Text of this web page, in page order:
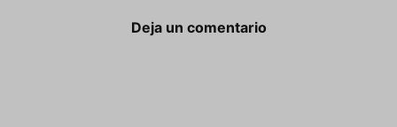
Deja un comentario